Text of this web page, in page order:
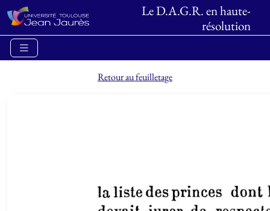
Le D.A.G.R. en haute-
résolution
Retour au feuilletage